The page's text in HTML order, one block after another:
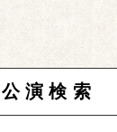
公演検索